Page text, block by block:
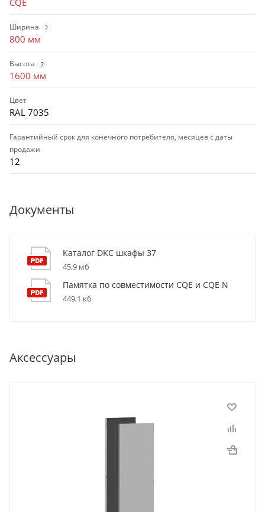
Ширина ?
800 мм
Высота ?
1600 мм
Цвет
RAL 7035
Гарантийный срок для конечного потребителя, месяцев с даты
продажи
12
Документы
Каталог DKC шкафы 37
45,9 мб
Памятка по совместимости CQE и CQE N
449,1 кб
Аксессуары